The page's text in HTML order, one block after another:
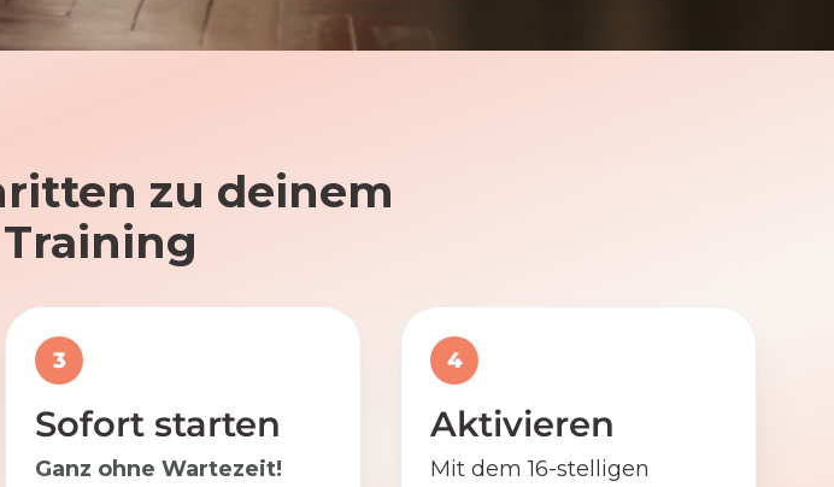
zu deinem
3
Sofort starten
Ganz ohne Wartezeit!
4
Aktivieren
Mit dem 16-stelligen